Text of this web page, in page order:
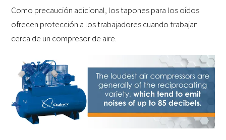
Como precaución adicional, los tapones para los oídos
ofrecen protección a los trabajadores cuando trabajan
cerca de un compresor de aire.